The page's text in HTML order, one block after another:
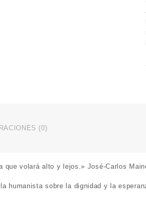
(0)
que volará alto y lejos.» José-Carlos
humanista sobre la dignidad y la